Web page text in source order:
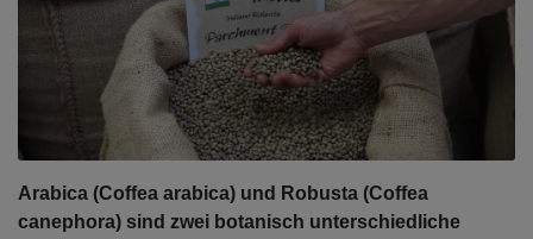
Arabica (Coffea arabica) und Robusta (Coffea
canephora) sind zwei botanisch unterschiedliche